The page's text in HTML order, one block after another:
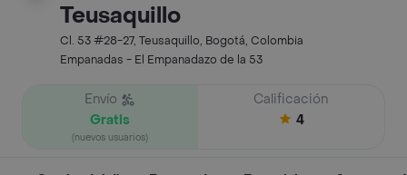
Teusaquillo
Cl. 53 #28-27, Teusaquillo, Bogotá, Colombia
Empanadas - El Empanadazo de la 53
Envío
Gratis
(nuevos usuarios)
Calificación
4